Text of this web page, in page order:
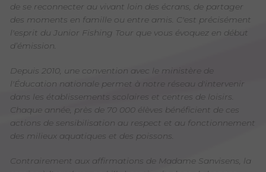
de se reconnecter au vivant loin des écrans, de partager
des moments en famille ou entre amis. C'est précisément
l'esprit du Junior Fishing Tour que vous évoquez en début
d’émission.
Depuis 2010, une convention avec le ministère de
l'Éducation nationale permet à notre réseau d'intervenir
dans les établissements scolaires et centres de loisirs.
Chaque année, près de 70 000 élèves bénéficient de ces
actions de sensibilisation au respect et au fonctionnement
des milieux aquatiques et des poissons.
Contrairement aux affirmations de Madame Sanvisens, la